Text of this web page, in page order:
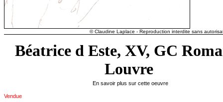
© Claudine Laplace - Reproduction interdite sans
Béatrice d Este, XV, GC
Louvre
En savoir plus sur cette oeuvre
Vendue